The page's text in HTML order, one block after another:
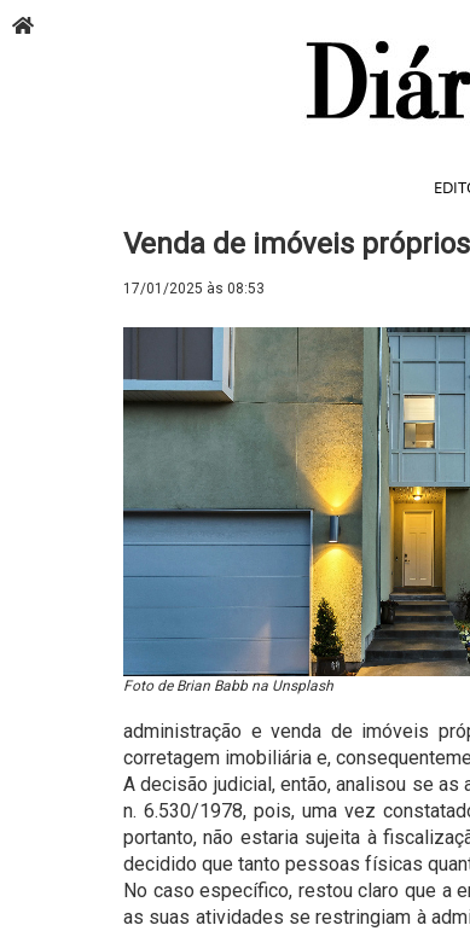
Venda de imóveis
17/01/2025 às 08:53
Foto de Brian Babb na Unsplash
administração e venda de imóveis
corretagem imobiliária e,
A decisão judicial, então, analisou se
n. 6.530/1978, pois, uma vez
portanto, não estaria sujeita à
decidido que tanto pessoas físicas
No caso específico, restou claro que a
as suas atividades se restringiam à